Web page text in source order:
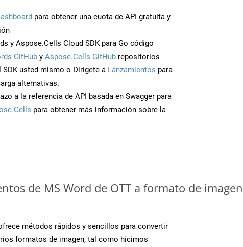
para obtener una cuota de API gratuita y
y Aspose.Cells Cloud SDK para Go código
GitHub y Aspose.Cells GitHub repositorios
usted mismo o Dirígete a Lanzamientos para
alternativas.
a la referencia de API basada en Swagger para
para obtener más información sobre la
de MS Word de OTT a formato de
métodos rápidos y sencillos para convertir
formatos de imagen, tal como hicimos